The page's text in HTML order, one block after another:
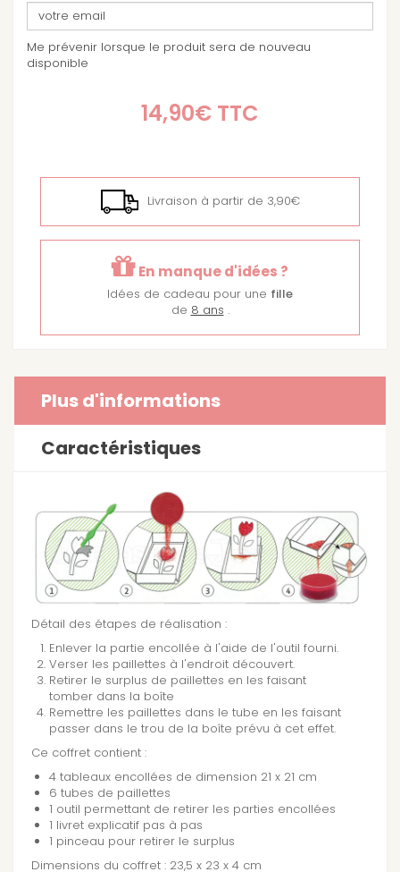
Me prévenir lorsque le produit sera de nouveau
disponible
14,90€ TTC
Livraison à partir de 3,90€
En manque d'idées ?
Idées de cadeau pour une fille
de 8 ans .
Plus d'informations
Caractéristiques
Détail des étapes de réalisation :
Enlever la partie encollée à l'aide de l'outil fourni.
Verser les paillettes à l'endroit découvert.
Retirer le surplus de paillettes en les faisant
tomber dans la boîte
Remettre les paillettes dans le tube en les faisant
passer dans le trou de la boîte prévu à cet effet.
Ce coffret contient :
4 tableaux encollées de dimension 21 x 21 cm
6 tubes de paillettes
1 outil permettant de retirer les parties encollées
1 livret explicatif pas à pas
1 pinceau pour retirer le surplus
Dimensions du coffret : 23,5 x 23 x 4 cm